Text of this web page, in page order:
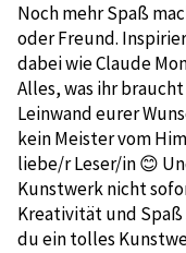
Noch mehr Spaß
oder Freund.
dabei wie Claude
Alles, was ihr
Leinwand eurer
kein Meister vom
liebe/r Leser/in 😊
Kunstwerk nicht
Kreativität und Spaß
du ein tolles